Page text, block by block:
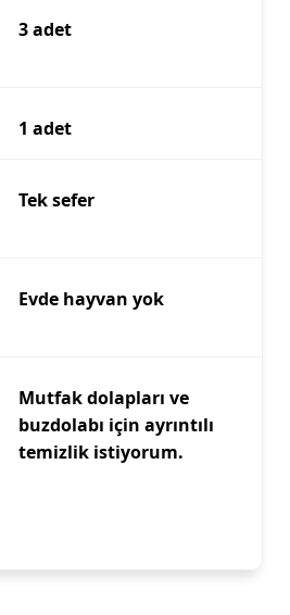
3 adet
1 adet
Tek sefer
Evde hayvan yok
Mutfak dolapları ve
buzdolabı için ayrıntılı
temizlik istiyorum.